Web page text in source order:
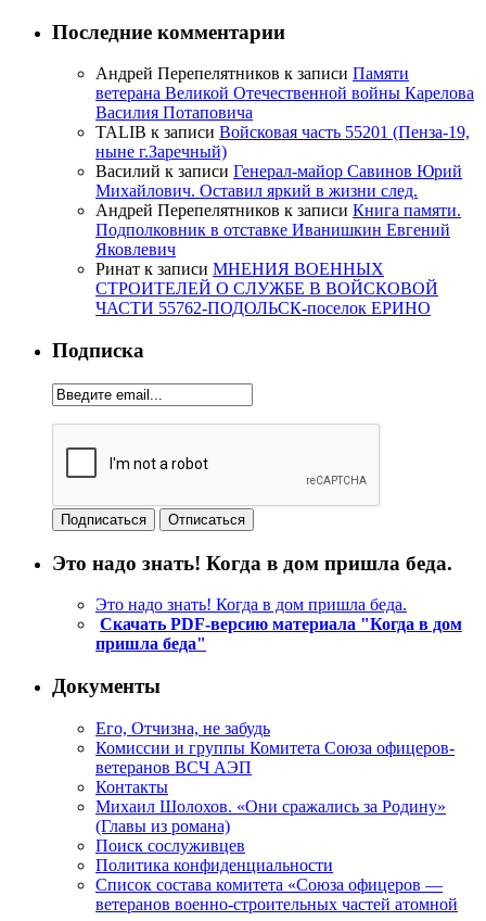
Последние комментарии
Андрей Перепелятников к записи Памяти
ветерана Великой Отечественной войны Карелова
Василия Потаповича
TALIB к записи Войсковая часть 55201 (Пенза-19,
ныне г.Заречный)
Василий к записи Генерал-майор Савинов Юрий
Михайлович. Оставил яркий в жизни след.
Андрей Перепелятников к записи Книга памяти.
Подполковник в отставке Иванишкин Евгений
Яковлевич
Ринат к записи МНЕНИЯ ВОЕННЫХ
СТРОИТЕЛЕЙ О СЛУЖБЕ В ВОЙСКОВОЙ
ЧАСТИ 55762-ПОДОЛЬСК-поселок ЕРИНО
Подписка
Это надо знать! Когда в дом пришла беда.
Это надо знать! Когда в дом пришла беда.
Скачать PDF-версию материала "Когда в дом
пришла беда"
Документы
Его, Отчизна, не забудь
Комиссии и группы Комитета Союза офицеров-
ветеранов ВСЧ АЭП
Контакты
Михаил Шолохов. «Они сражались за Родину»
(Главы из романа)
Поиск сослуживцев
Политика конфиденциальности
Список состава комитета «Союза офицеров —
ветеранов военно-строительных частей атомной